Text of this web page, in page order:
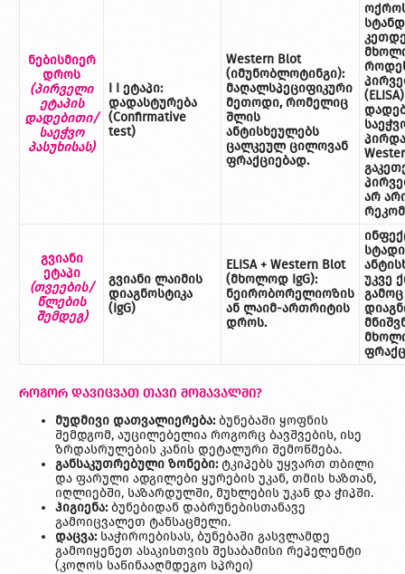
ნებისმიერ
დროს
(პირველი
ეტაპის
დადებითი/
საეჭვო
პასუხისას)
I I ეტაპი:
დადასტურება
(Confirmative
test)
Western Blot
(იმუნობლოტინგი):
მაღალსპეციფიკური
მეთოდი, რომელიც
შლის
ანტისხეულებს
ცალკეულ ცილოვან
ფრაქციებად.
(ELISA)
არ
გვიანი
ეტაპი
(თვეების/
წლების
შემდეგ)
გვიანი ლაიმის
დიაგნოსტიკა
(IgG)
ELISA + Western Blot
(მხოლოდ IgG):
ნეირობორელიოზის
ან ლაიმ-ართრიტის
დროს.
უკვე
გამოც
როგორ დავიცვათ თავი მომავალში?
მუდმივიდათვალიერება:ბუნებაში ყოფნის
შემდგომ, აუცილებელია როგორც ბავშვების, ისე
ზრდასრულების კანის დეტალური შემოწმება.
განსაკუთრებულიზონები:ტკიპებს უყვართ თბილი
და ფარული ადგილები ყურების უკან, თმის ხაზთან,
იღლიებში, საზარდულში, მუხლების უკან და ჭიპში.
ჰიგიენა:ბუნებიდან დაბრუნებისთანავე
გამოიცვალეთ ტანსაცმელი.
დაცვა:საჭიროებისას, ბუნებაში გასვლამდე
გამოიყენეთ ასაკისთვის შესაბამისი რეპელენტი
(კოღოს საწინააღმდეგო სპრეი)